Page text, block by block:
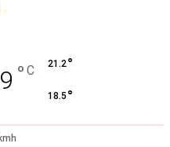
° C 21.2°
18.5 °